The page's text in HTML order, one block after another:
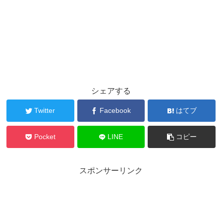
シェアする
Twitter Facebook はてブ
Pocket LINE コピー
スポンサーリンク